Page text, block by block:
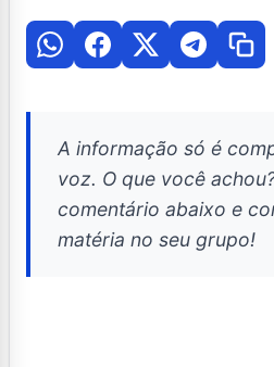
A informação só é
voz. O que você
comentário abaixo e
matéria no seu grupo!